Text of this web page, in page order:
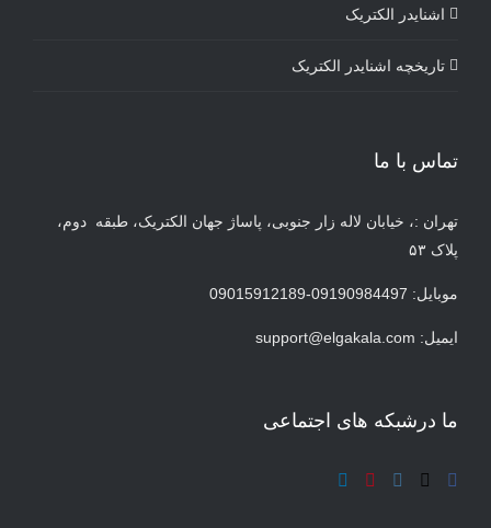
اشنایدر الکتریک
تاریخچه اشنایدر الکتریک
تماس با ما
تهران :، خیابان لاله زار جنوبی، پاساژ جهان الکتریک، طبقه دوم،
پلاک ۵۳
موبایل: 09190984497-09015912189
ایمیل: support@elgakala.com
ما درشبکه های اجتماعی